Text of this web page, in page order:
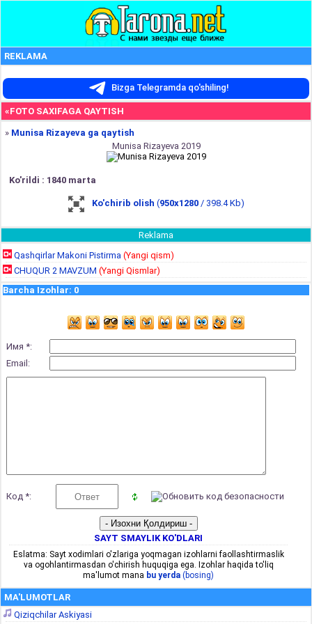
REKLAMA
Bizga Telegramda qo'shiling!
«FOTO SAXIFAGA QAYTISH
» Munisa Rizayeva ga qaytish
Munisa Rizayeva 2019
Ko'rildi : 1840 marta
Ko'chirib olish (950x1280/ 398.4 Kb)
Reklama
Qashqirlar Makoni Pistirma (Yangi qism)
CHUQUR 2 MAVZUM (Yangi Qismlar)
Barcha Izohlar: 0
Имя *:
Email:
Код *:
SAYT SMAYLIK KO'DLARI
Eslatma: Sayt xodimlari o'zlariga yoqmagan izohlarni faollashtirmaslik
va ogohlantirmasdan o'chirish huquqiga ega. Izohlar haqida to'liq
ma'lumot mana bu yerda (bosing)
MA'LUMOTLAR
Qiziqchilar Askiyasi